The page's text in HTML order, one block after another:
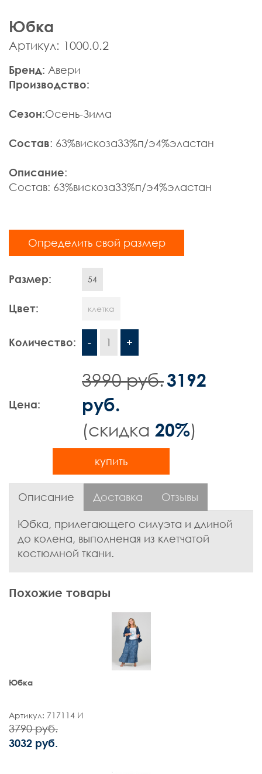
Верхняя одежда
Джемпера, Жилеты
Джинсы, Слаксы
Жакеты, Жилеты
Кардиганы
Пиджаки
Пуловеры, Водолазки
Рубашки
Футболки
Шарфы
Юбка
Артикул: 1000.0.2
Бренд: Авери
Производство:
Сезон:Осень-Зима
Состав: 63%вискоза33%п/э4%эластан
Описание:
Состав: 63%вискоза33%п/э4%эластан
Определить свой размер
Размер: 54
Цвет: клетка
Количество: - 1 +
Цена:
3990 руб.3192
руб.
(cкидка 20%)
купить
Описание Доставка Отзывы
Юбка, прилегающего силуэта и длиной
до колена, выполненая из клетчатой
костюмной ткани.
Похожие товары
Юбка
Артикул: 717114 И
3790 руб.
3032 руб.